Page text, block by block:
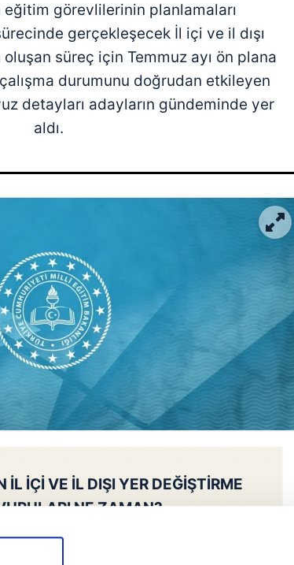
görevlilerinin planlamaları
gerçekleşecek İl içi ve il dışı
süreç için Temmuz ayı ön plana
durumunu doğrudan etkileyen
detayları adayların gündeminde yer
aldı.
İL İÇİ VE İL DIŞI YER DEĞİŞTİRME
NE ZAMAN?
hem il içi hem de iller arası